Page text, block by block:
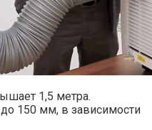
1,5 метра.
150 мм, в зависимости